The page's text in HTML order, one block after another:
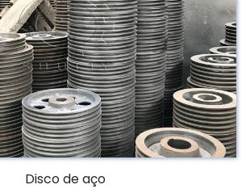
Disco de aço